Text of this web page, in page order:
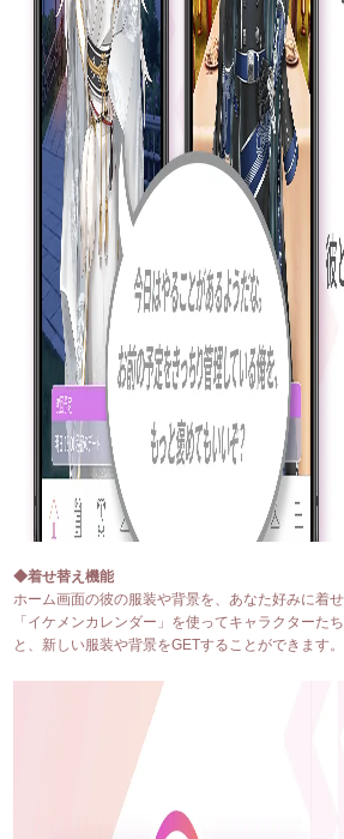
◆着せ替え機能
ホーム画面の彼の服装や背景を、あなた好みに着
「イケメンカレンダー」を使ってキャラクターた
と、新しい服装や背景をGETすることができます。